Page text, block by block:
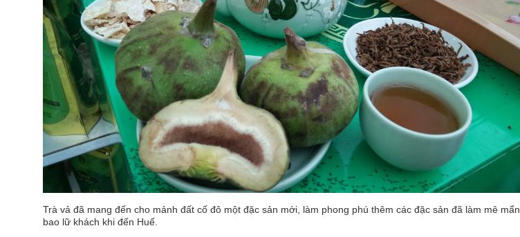
Trà vả đã mang đến cho mảnh đất cố đô một đặc sản mới, làm phong phú thêm các đặc sản đã làm mê mẩn
bao lữ khách khi đến Huế.